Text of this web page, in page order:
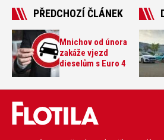
PŘEDCHOZÍ ČLÁNEK
Mnichov od února
zakáže vjezd
dieselům s Euro 4